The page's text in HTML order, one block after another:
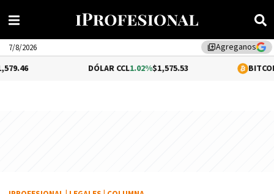
library_addAgreganos
7/8/2026
1.02%$1,575.53 -0.42%